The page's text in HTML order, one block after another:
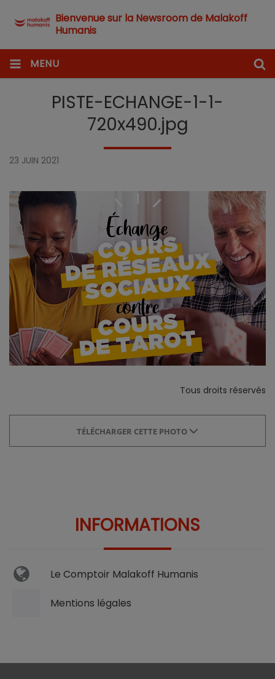
Bienvenue sur la Newsroom de Malakoff
Humanis
MENU
PISTE-ECHANGE-1-1-
720x490.jpg
23 JUIN 2021
Tous droits réservés
TÉLÉCHARGER CETTE PHOTO
INFORMATIONS
Le Comptoir Malakoff Humanis
Mentions légales